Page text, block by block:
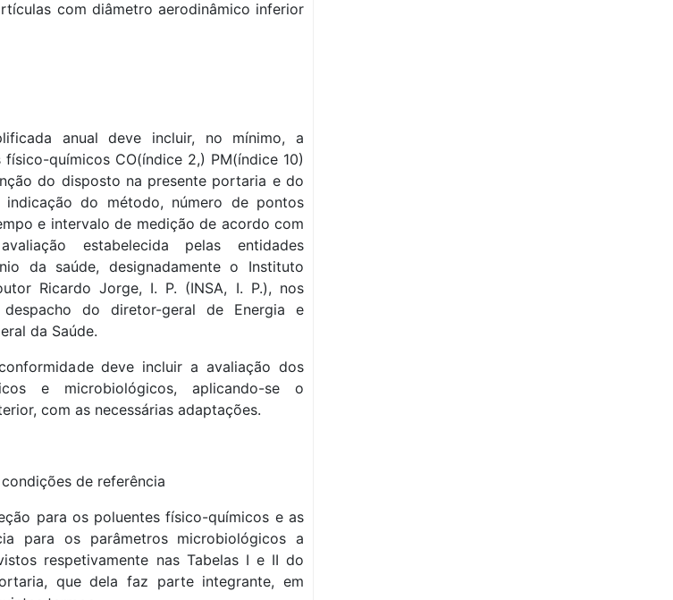
com diâmetro aerodinâmico inferior
anual deve incluir, no mínimo, a
químicos CO(índice 2,) PM(índice 10)
do disposto na presente portaria e do
do método, número de pontos
e intervalo de medição de acordo com
estabelecida pelas entidades
da saúde, designadamente o Instituto
Ricardo Jorge, I. P. (INSA, I. P.), nos
do diretor-geral de Energia e
da Saúde.
deve incluir a avaliação dos
e microbiológicos, aplicando-se o
com as necessárias adaptações.
de referência
para os poluentes físico-químicos e as
para os parâmetros microbiológicos a
respetivamente nas Tabelas I e II do
que dela faz parte integrante, em